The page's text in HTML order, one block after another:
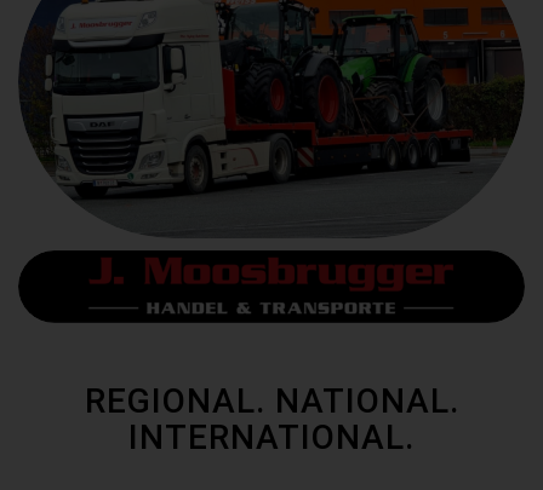
REGIONAL. NATIONAL.
INTERNATIONAL.